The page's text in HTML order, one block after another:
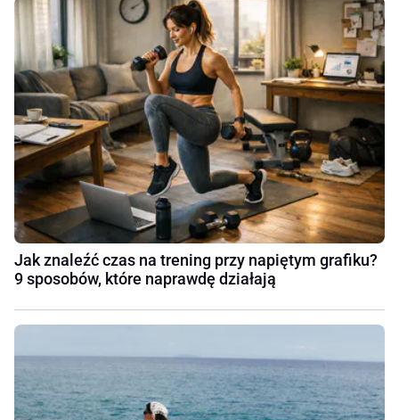
Jak znaleźć czas na trening przy napiętym grafiku?
9 sposobów, które naprawdę działają